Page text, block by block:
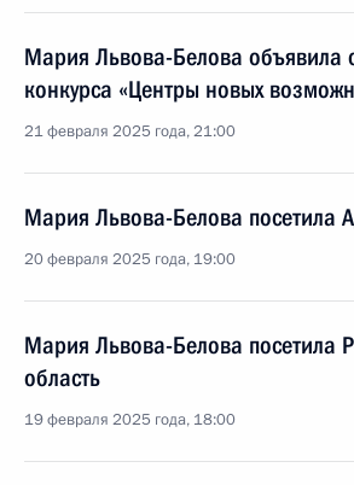
Мария Львова-Белова объявила
конкурса «Центры новых
21 февраля 2025 года, 21:00
Мария Львова-Белова посетила
20 февраля 2025 года, 19:00
Мария Львова-Белова посетила
область
19 февраля 2025 года, 18:00